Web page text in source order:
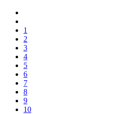
1
2
3
4
5
6
7
8
9
10